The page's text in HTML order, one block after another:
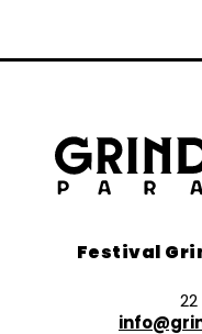
Festival